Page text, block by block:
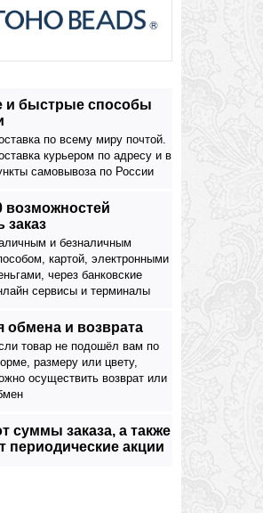
и быстрые способы
по всему миру почтой.
курьером по адресу и в
самовывоза по России
возможностей
заказ
и безналичным
картой, электронными
через банковские
сервисы и терминалы
обмена и возврата
товар не подошёл вам по
размеру или цвету,
осуществить возврат или
суммы заказа, а также
периодические акции